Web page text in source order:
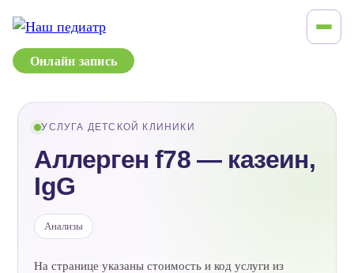
Онлайн запись
УСЛУГА ДЕТСКОЙ КЛИНИКИ
Аллерген f78 — казеин,
IgG
Анализы
На странице указаны стоимость и код услуги из